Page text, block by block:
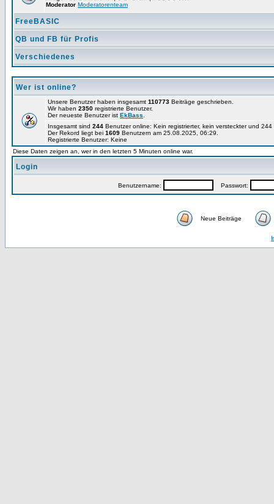
Moderator Moderatorenteam
FreeBASIC
QB und FB für Profis
Verschiedenes
Wer ist online?
Unsere Benutzer haben insgesamt 110773 Beiträge geschrieben.
Wir haben 2350 registrierte Benutzer.
Der neueste Benutzer ist EkBass
Insgesamt sind 244 Benutzer online: Kein registrierter, kein versteckter und
Der Rekord liegt bei 1609 Benutzern am 25.08.2025, 06:29.
Registrierte Benutzer: Keine
Diese Daten zeigen an, wer in den letzten 5 Minuten online war.
Login
Benutzername: Passwort:
Neue Beiträge